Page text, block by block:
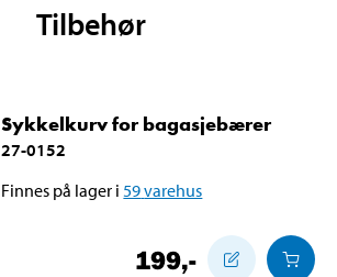
Tilbehør
Sykkelkurv for bagasjebærer
27-0152
Finnes på lager i 59varehus
199,-